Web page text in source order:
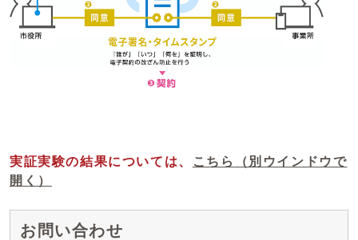
実証実験の結果については、 こちら
（別ウインドウで
開く）
お問い合わせ